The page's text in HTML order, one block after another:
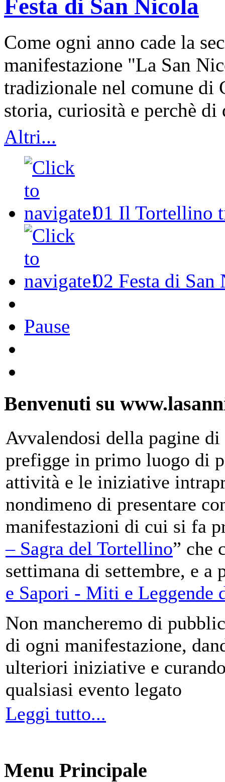
Festa di San Nicola
Come ogni anno cade la
manifestazione "La San
tradizionale nel comune di
storia, curiosità e perchè
Altri...
01 Il Tortellino
02 Festa di San
Pause
Benvenuti su
Avvalendosi della pagine
prefigge in primo luogo di
attività e le iniziative
nondimeno di presentare
manifestazioni di cui si fa
– Sagra del Tortellino” che
settimana di settembre, e a
e Sapori - Miti e Leggende
Non mancheremo di
di ogni manifestazione,
ulteriori iniziative e
qualsiasi evento legato
Leggi tutto...
Menu Principale